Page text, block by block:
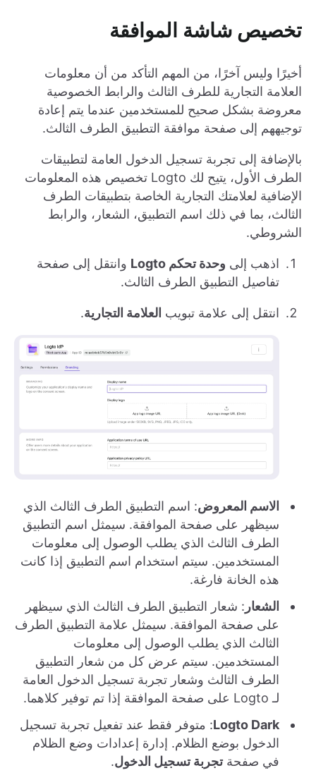
تخصيص شاشة الموافقة
أخيرًا وليس آخرًا، من المهم التأكد من أن معلومات
العلامة التجارية للطرف الثالث والرابط الخصوصية
معروضة بشكل صحيح للمستخدمين عندما يتم إعادة
توجيههم إلى صفحة موافقة التطبيق الطرف الثالث.
بالإضافة إلى تجربة تسجيل الدخول العامة لتطبيقات
الطرف الأول، يتيح لك Logto تخصيص هذه المعلومات
الإضافية لعلامتك التجارية الخاصة بتطبيقات الطرف
الثالث، بما في ذلك اسم التطبيق، الشعار، والرابط
الشروطي.
اذهب إلى وحدة تحكم Logto
وانتقل إلى صفحة
تفاصيل التطبيق الطرف الثالث.
انتقل إلى علامة تبويب العلامة التجارية.
الاسم المعروض: اسم التطبيق الطرف الثالث الذي
سيظهر على صفحة الموافقة. سيمثل اسم التطبيق
الطرف الثالث الذي يطلب الوصول إلى معلومات
المستخدمين. سيتم استخدام اسم التطبيق إذا كانت
هذه الخانة فارغة.
الشعار : شعار التطبيق الطرف الثالث الذي سيظهر
على صفحة الموافقة. سيمثل علامة التطبيق الطرف
الثالث الذي يطلب الوصول إلى معلومات
المستخدمين. سيتم عرض كل من شعار التطبيق
الطرف الثالث وشعار تجربة تسجيل الدخول العامة
لـ Logto على صفحة الموافقة إذا تم توفير كلاهما.
Logto Dark: متوفر فقط عند تفعيل تجربة تسجيل
الدخول بوضع الظلام. إدارة إعدادات وضع الظلام
في صفحةتجربة تسجيل الدخول.